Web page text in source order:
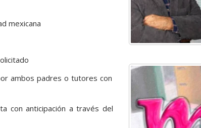
mexicana
ambos padres o tutores con
con anticipación a través del